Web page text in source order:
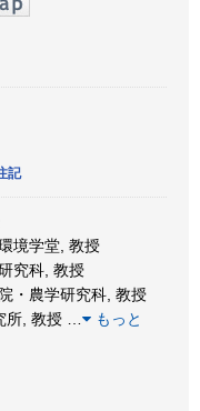
記
境学堂, 教授
究科, 教授
・農学研究科, 教授
所, 教授
もっと